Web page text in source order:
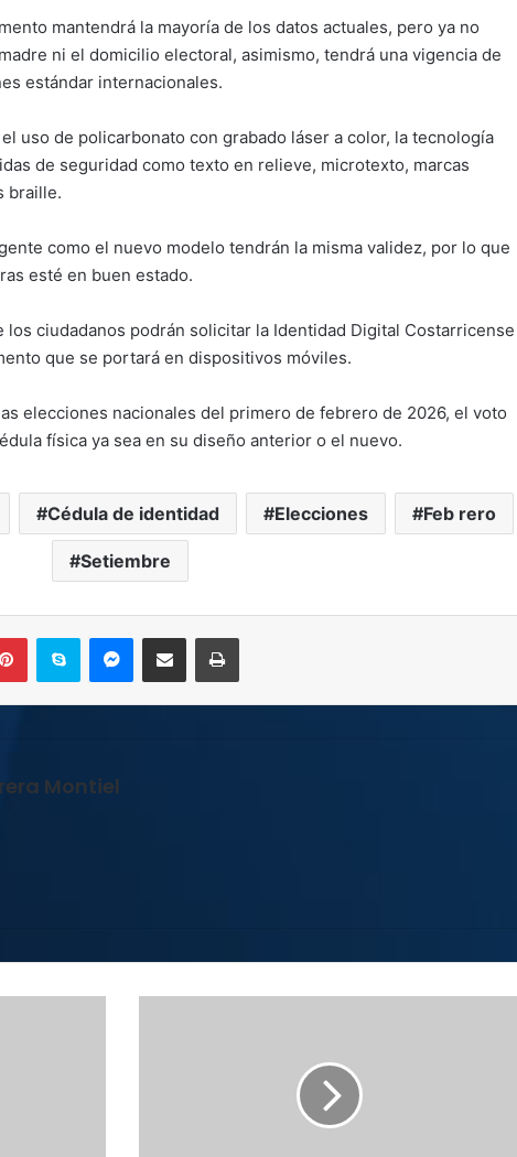
mantendrá la mayoría de los datos actuales, pero ya no
ni el domicilio electoral, asimismo, tendrá una vigencia de
estándar internacionales.
uso de policarbonato con grabado láser a color, la tecnología
de seguridad como texto en relieve, microtexto, marcas
braille.
como el nuevo modelo tendrán la misma validez, por lo que
esté en buen estado.
ciudadanos podrán solicitar la Identidad Digital Costarricense
que se portará en dispositivos móviles.
elecciones nacionales del primero de febrero de 2026, el voto
física ya sea en su diseño anterior o el nuevo.
Cédula de identidad Elecciones Feb rero
Setiembre
PinterestSkype MessengerCompartir por correo electrónicoImprimir
Montiel